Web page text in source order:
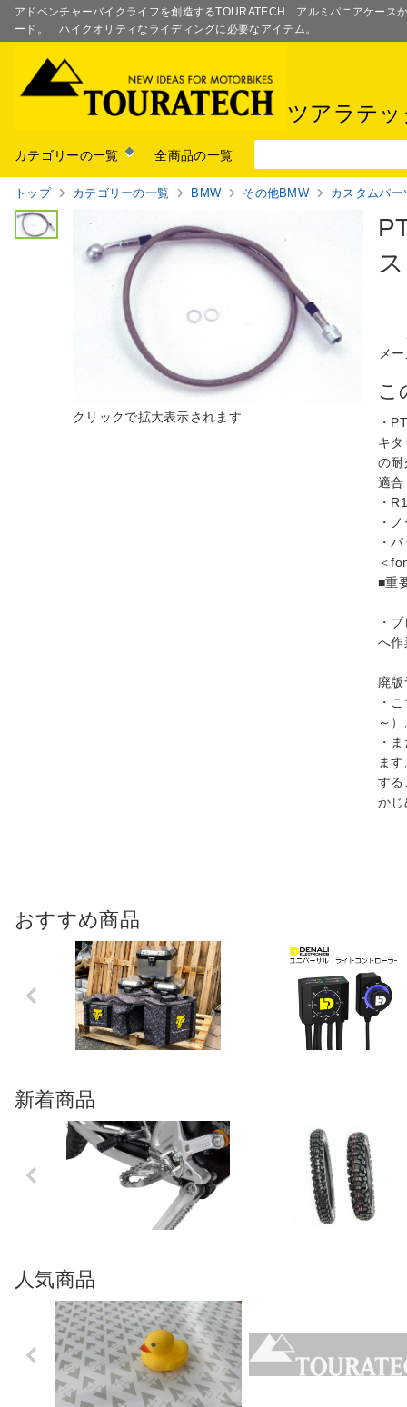
アドベンチャーバイクライフを創造するTOURATECH アルミパニアケース
ード。 ハイクオリティなライディングに必要なアイテム。
ツアラテ
カテゴリーの一覧 全商品の一覧
トップ カテゴリーの一覧 BMW その他BMW カスタムパー
メ
こ
・
キ
の耐
適合
・
・
・
＜
■重
・
へ作
廃
・
～
・
ま
する
かじ
おすすめ商品
Previo
us
新着商品
Previo
us
人気商品
Previo
us